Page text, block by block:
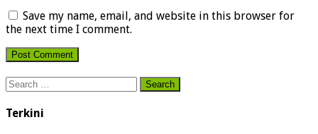
Save my name, email, and website in this browser for
the next time I comment.
Search
for:
Terkini